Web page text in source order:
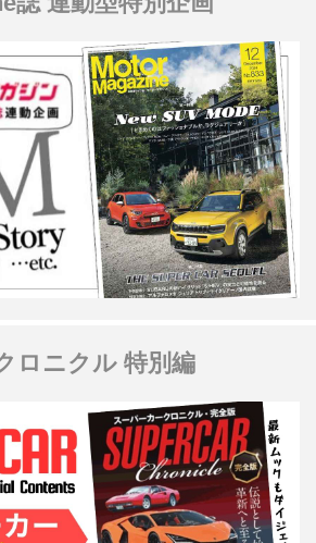
ロニクル 特別編